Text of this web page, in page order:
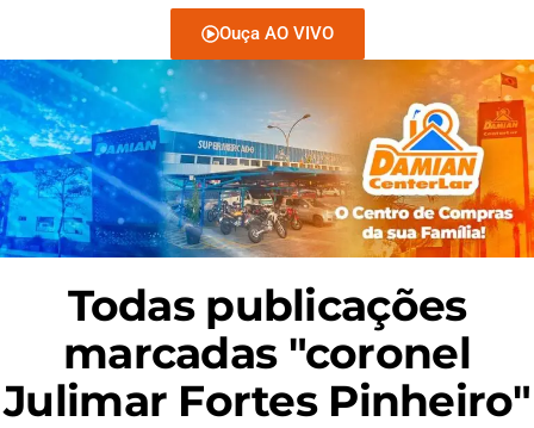
Ouça AO VIVO
Todas publicações
marcadas "coronel
Julimar Fortes Pinheiro"